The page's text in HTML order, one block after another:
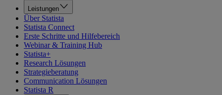
Leistungen
Über Statista
Statista Connect
Erste Schritte und Hilfebereich
Webinar & Training Hub
Statista+
Research Lösungen
Strategieberatung
Communication Lösungen
Statista R